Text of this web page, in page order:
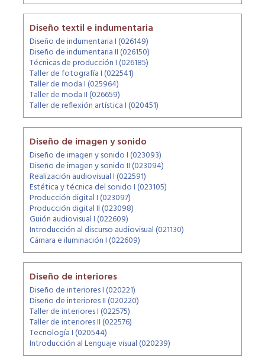
Diseño textil e indumentaria
Diseño de indumentaria I (026149)
Diseño de indumentaria II (026150)
Técnicas de producción I (026185)
Taller de fotografía I (022541)
Taller de moda I (025964)
Taller de moda II (026659)
Taller de reflexión artística I (020451)
Diseño de imagen y sonido
Diseño de imagen y sonido I (023093)
Diseño de imagen y sonido II (023094)
Realización audiovisual I (022591)
Estética y técnica del sonido I (023105)
Producción digital I (023097)
Producción digital II (023098)
Guión audiovisual I (022609)
Introducción al discurso audiovisual (021130)
Cámara e iluminación I (022609)
Diseño de interiores
Diseño de interiores I (020221)
Diseño de interiores II (020220)
Taller de interiores I (022575)
Taller de interiores II (022576)
Tecnología I (020544)
Introducción al Lenguaje visual (020239)